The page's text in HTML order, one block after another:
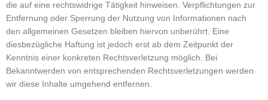
die auf eine rechtswidrige Tätigkeit hinweisen. Verpflichtungen zur
Entfernung oder Sperrung der Nutzung von Informationen nach
den allgemeinen Gesetzen bleiben hiervon unberührt. Eine
diesbezügliche Haftung ist jedoch erst ab dem Zeitpunkt der
Kenntnis einer konkreten Rechtsverletzung möglich. Bei
Bekanntwerden von entsprechenden Rechtsverletzungen werden
wir diese Inhalte umgehend entfernen.